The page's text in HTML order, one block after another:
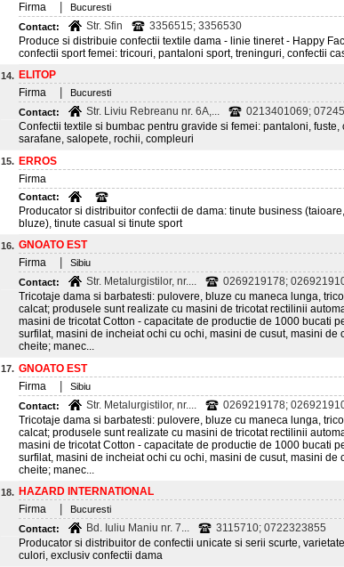
Firma
Bucuresti
Contact:
Str. Sfin
3356515; 3356530
Produce si distribuie confectii textile dama - linie tineret - Happy
confectii sport femei: tricouri, pantaloni sport, treninguri, confectii
14. ELITOP
Firma
Bucuresti
Contact:
Str. Liviu Rebreanu nr. 6A,...
0213401069;
Confectii textile si bumbac pentru gravide si femei: pantaloni, fuste,
sarafane, salopete, rochii, compleuri
15. ERROS
Firma
Contact:
Producator si distribuitor confectii de dama: tinute business
bluze), tinute casual si tinute sport
16. GNOATO EST
Firma
Sibiu
Contact:
Str. Metalurgistilor, nr....
0269219178;
Tricotaje dama si barbatesti: pulovere, bluze cu maneca lunga,
calcat; produsele sunt realizate cu masini de tricotat rectilinii
masini de tricotat Cotton - capacitate de productie de 1000 bucati
surfilat, masini de incheiat ochi cu ochi, masini de cusut, masini de
cheite; manec...
17. GNOATO EST
Firma
Sibiu
Contact:
Str. Metalurgistilor, nr....
0269219178;
Tricotaje dama si barbatesti: pulovere, bluze cu maneca lunga,
calcat; produsele sunt realizate cu masini de tricotat rectilinii
masini de tricotat Cotton - capacitate de productie de 1000 bucati
surfilat, masini de incheiat ochi cu ochi, masini de cusut, masini de
cheite; manec...
18. HAZARD INTERNATIONAL
Firma
Bucuresti
Contact:
Bd. Iuliu Maniu nr. 7...
3115710; 0722323855
Producator si distribuitor de confectii unicate si serii scurte,
culori, exclusiv confectii dama